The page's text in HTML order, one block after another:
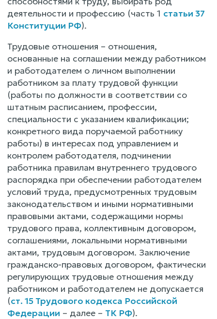
деятельности и профессию (часть 1 статьи 37
Конституции РФ).
Трудовые отношения – отношения,
основанные на соглашении между работником
и работодателем о личном выполнении
работником за плату трудовой функции
(работы по должности в соответствии со
штатным расписанием, профессии,
специальности с указанием квалификации;
конкретного вида поручаемой работнику
работы) в интересах под управлением и
контролем работодателя, подчинении
работника правилам внутреннего трудового
распорядка при обеспечении работодателем
условий труда, предусмотренных трудовым
законодательством и иными нормативными
правовыми актами, содержащими нормы
трудового права, коллективным договором,
соглашениями, локальными нормативными
актами, трудовым договором. Заключение
гражданско-правовых договором, фактически
регулирующих трудовые отношения между
работником и работодателем не допускается
(ст. 15 Трудового кодекса Российской
Федерации – далее – ТК РФ).